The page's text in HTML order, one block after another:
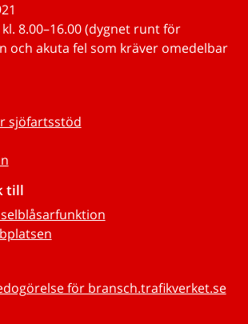
8.00–16.00 (dygnet runt för
och akuta fel som kräver omedelbar
sjöfartsstöd
till
för bransch.trafikverket.se